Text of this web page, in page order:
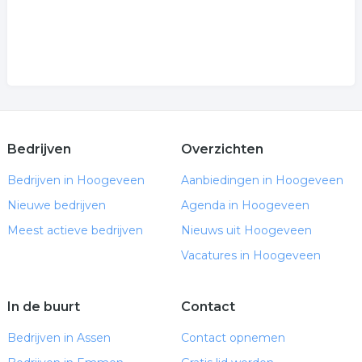
Bedrijven
Bedrijven in Hoogeveen
Nieuwe bedrijven
Meest actieve bedrijven
Overzichten
Aanbiedingen in Hoogeveen
Agenda in Hoogeveen
Nieuws uit Hoogeveen
Vacatures in Hoogeveen
In de buurt
Bedrijven in Assen
Contact
Contact opnemen